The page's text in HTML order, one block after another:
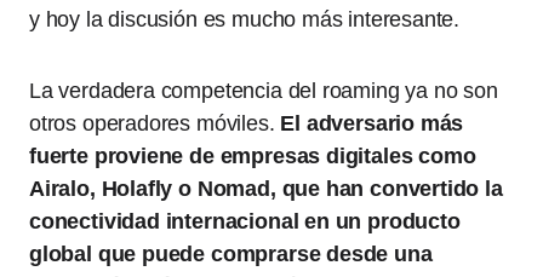
y hoy la discusión es mucho más interesante.
La verdadera competencia del roaming ya no son
otros operadores móviles. El adversario más
fuerte proviene de empresas digitales como
Airalo, Holafly o Nomad, que han convertido la
conectividad internacional en un producto
global que puede comprarse desde una